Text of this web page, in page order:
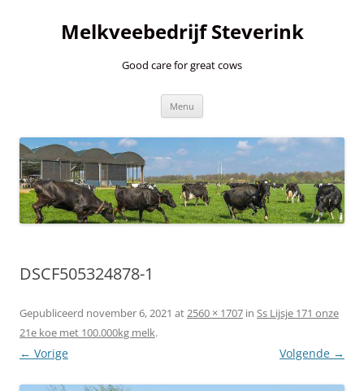
Melkveebedrijf Steverink
Good care for great cows
Menu
DSCF505324878-1
Gepubliceerd november 6, 2021 at2560 × 1707 in Ss Lijsje 171 onze
21e koe met 100.000kg melk.
← Vorige Volgende →